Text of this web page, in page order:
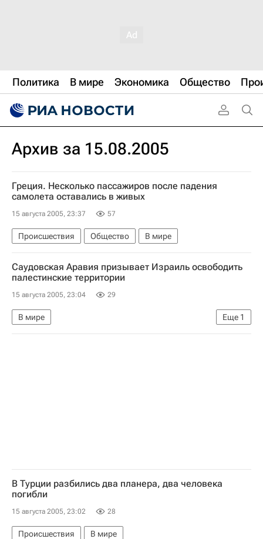
Политика В мире Экономика Общество
Архив за 15.08.2005
Греция. Несколько пассажиров после падения
самолета оставались в живых
15 августа 2005, 23:37 57
Происшествия Общество В мире
Саудовская Аравия призывает Израиль освободить
палестинские территории
15 августа 2005, 23:04 29
Еще 1
В мире
Вывод израильских поселений из сектора Газа
В Турции разбились два планера, два человека
погибли
15 августа 2005, 23:02 28
Происшествия В мире